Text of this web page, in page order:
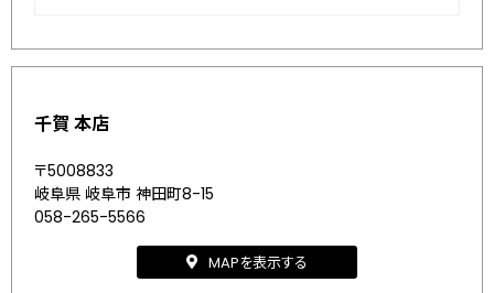
千賀 本店
〒5008833
岐阜県 岐阜市 神田町8-15
058-265-5566
MAPを表示する